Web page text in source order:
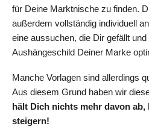
für Deine Marktnische zu finden.
außerdem vollständig individuell
eine aussuchen, die Dir gefällt
Aushängeschild Deiner Marke
Manche Vorlagen sind allerdings
Aus diesem Grund haben wir
hält Dich nichts mehr davon
steigern!